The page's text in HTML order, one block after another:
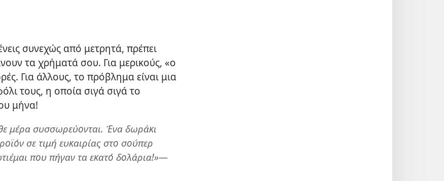
συνεχώς από μετρητά, πρέπει
τα χρήματά σου. Για μερικούς, «ο
Για άλλους, το πρόβλημα είναι μια
τους, η οποία σιγά σιγά το
μήνα!
μέρα συσσωρεύονται. Ένα δωράκι
σε τιμή ευκαιρίας στο σούπερ
που πήγαν τα εκατό δολάρια!»—